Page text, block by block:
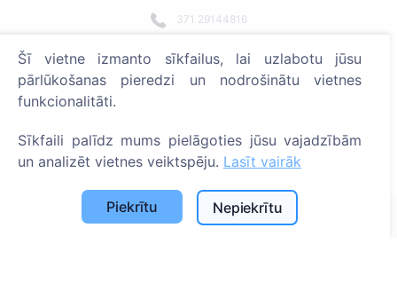
371 29144816
Strādājam visā Latvijā!
Administratoriem
© 2013 - 2026 Cemety Visas tiesības aizsargātas
Privātuma politika un noteikumi.
Šī vietne izmanto sīkfailus, lai uzlabotu jūsu
pārlūkošanas pieredzi un nodrošinātu vietnes
funkcionalitāti.
Sīkfaili palīdz mums pielāgoties jūsu vajadzībām
un analizēt vietnes veiktspēju. Lasīt vairāk
Piekrītu Nepiekrītu